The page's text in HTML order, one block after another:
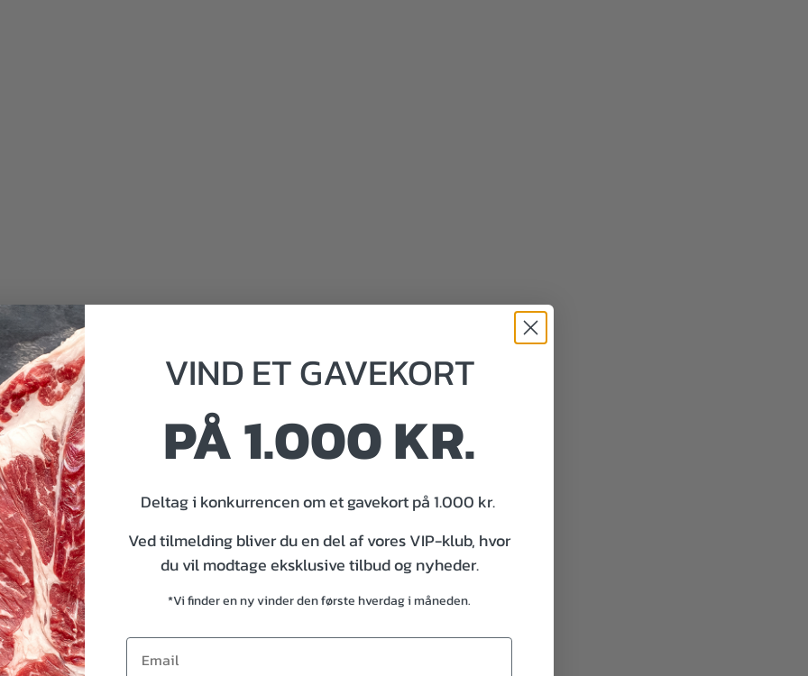
kr.
VINDETGAVEKORT
PÅ 1.000 KR.
Deltag i konkurrencen om et gavekort på 1.000 kr.
Ved tilmelding bliver du en del af vores VIP-klub, hvor
du vil modtage eksklusive tilbud og nyheder.
*Vi finder en ny vinder den første hverdag i måneden.